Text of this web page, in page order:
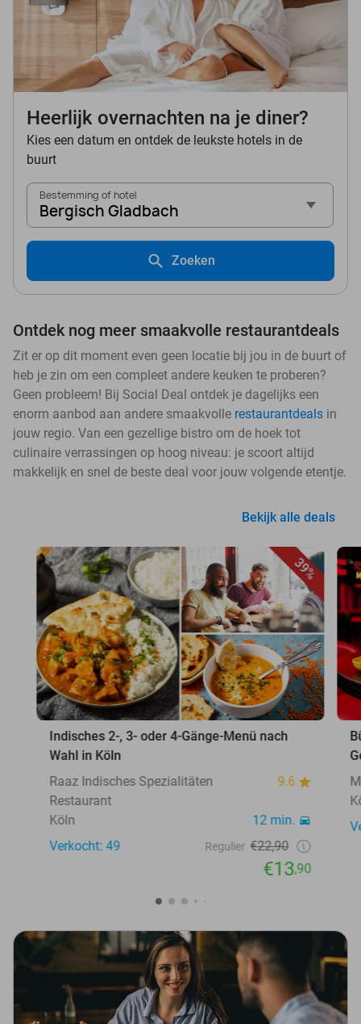
Heerlijk overnachten na je diner?
Kies een datum en ontdek de leukste hotels in de
buurt
Bestemming of hotel
Bergisch Gladbach
Zoeken
Ontdek nog meer smaakvolle restaurantdeals
Zit er op dit moment even geen locatie bij jou in de buurt of
heb je zin om een compleet andere keuken te proberen?
Geen probleem! Bij Social Deal ontdek je dagelijks een
enorm aanbod aan andere smaakvolle restaurantdeals in
jouw regio. Van een gezellige bistro om de hoek tot
culinaire verrassingen op hoog niveau: je scoort altijd
makkelijk en snel de beste deal voor jouw volgende etentje.
Bekijk alle deals
39%
Indisches 2-, 3- oder 4-Gänge-Menü nach
Wahl in Köln
Raaz Indisches Spezialitäten
Restaurant
9.6
Köln
12 min.
Verkocht: 49
Regulier €22,90
€13,90